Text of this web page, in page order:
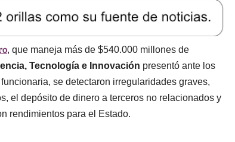
, que maneja más de $540.000 millones de
Tecnología e Innovación presentó ante los
se detectaron irregularidades graves,
el depósito de dinero a terceros no relacionados y
rendimientos para el Estado.